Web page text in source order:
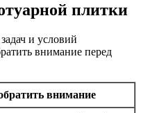
плитки
и условий
внимание перед
внимание